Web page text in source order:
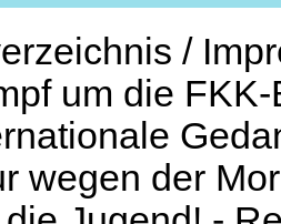
/
um die
wegen der